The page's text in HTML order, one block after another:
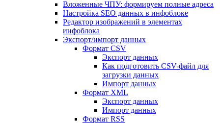
Вложенные ЧПУ: формируем полные адреса
Настройка SEO данных в инфоблоке
Редактор изображений в элементах
инфоблока
Экспорт/импорт данных
Формат CSV
Экспорт данных
Как подготовить CSV-файл для
загрузки данных
Импорт данных
Формат XML
Экспорт данных
Импорт данных
Формат RSS